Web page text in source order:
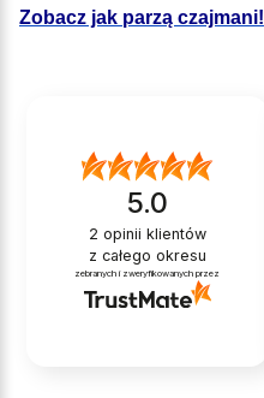
Zobacz jak parzą czajmani!
5.0
2 opinii klientów
z całego okresu
zebranych i zweryfikowanych przez